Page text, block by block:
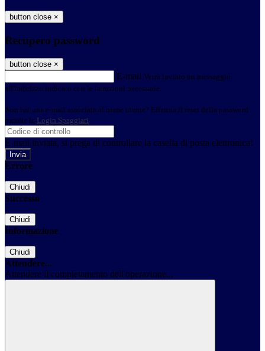
button close ×
Recupero password
button close ×
E-mail Verrà inviato un messaggio
all'indirizzo indicato con le istruzioni necessarie.
Non hai una e-mail associata al nome utente? Effettua il reset della password
tramite la Login Spaggiari
E-mail inviata, si prega di controllare la casella di posta elettronica!
Errore
Chiudi
Successo
Chiudi
Informazione
Chiudi
Attendere...
Attendere il completamento dell'operazione...